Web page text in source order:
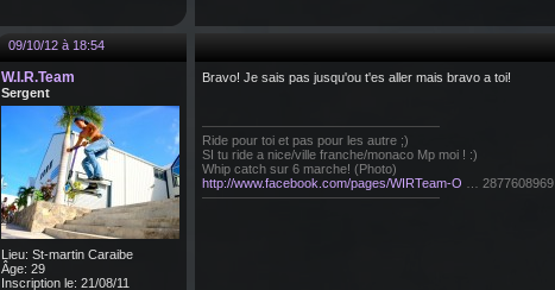
09/10/12 à 18:54
W.I.R.Team
Sergent
Lieu: St-martin Caraibe
Âge: 29
Inscription le: 21/08/11
Bravo! Je sais pas jusqu'ou t'es aller mais bravo a toi!
Ride pour toi et pas pour les autre ;)
SI tu ride a nice/ville franche/monaco Mp moi ! :)
Whip catch sur 6 marche! (Photo)
http://www.facebook.com/pages/WIRTeam-O … 2877608969